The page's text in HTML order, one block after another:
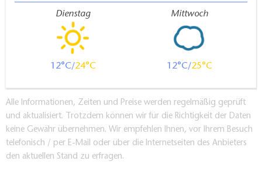
Dienstag
12 24
Mittwoch
12 25
Alle Informationen, Zeiten und Preise werden regelmäßig geprüft
und aktualisiert. Trotzdem können wir für die Richtigkeit der Daten
keine Gewähr übernehmen. Wir empfehlen Ihnen, vor Ihrem Besuch
telefonisch / per E-Mail oder über die Internetseiten des Anbieters
den aktuellen Stand zu erfragen.